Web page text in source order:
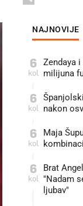
NAJNOVIJE
6
kol
Zendaya
milijuna
6
kol nakon
6
kol
Maja
6
kol
Brat
"Nadam
ljubav"